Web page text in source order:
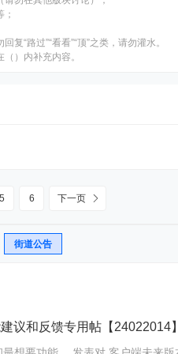
“路过”“看看”“顶”之类，请勿灌水。
）内补充内容。
5 6 下一页
街道公告
议和反馈专用帖【24022014】